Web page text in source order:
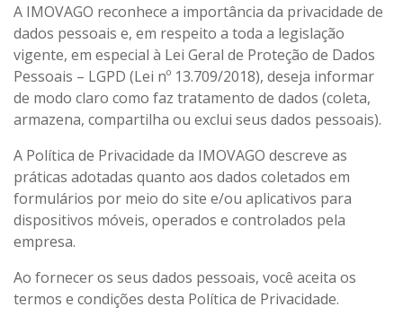
A IMOVAGO reconhece a importância da privacidade de
dados pessoais e, em respeito a toda a legislação
vigente, em especial à Lei Geral de Proteção de Dados
Pessoais – LGPD (Lei nº 13.709/2018), deseja informar
de modo claro como faz tratamento de dados (coleta,
armazena, compartilha ou exclui seus dados pessoais).
A Política de Privacidade da IMOVAGO descreve as
práticas adotadas quanto aos dados coletados em
formulários por meio do site e/ou aplicativos para
dispositivos móveis, operados e controlados pela
empresa.
Ao fornecer os seus dados pessoais, você aceita os
termos e condições desta Política de Privacidade.